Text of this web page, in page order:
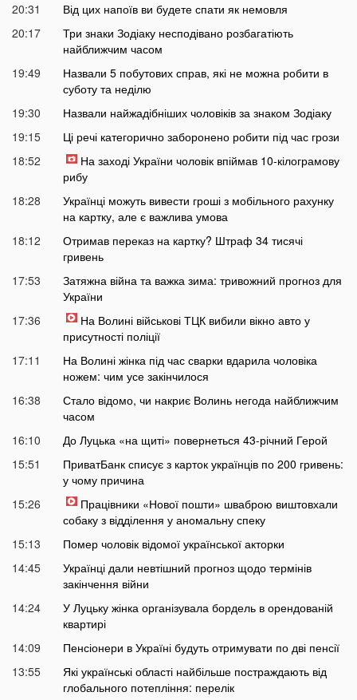
20:31
Від цих напоїв ви будете спати як немовля
20:17
Три знаки Зодіаку несподівано розбагатіють
найближчим часом
19:49
Назвали 5 побутових справ, які не можна робити в
суботу та неділю
19:30
Назвали найжадібніших чоловіків за знаком Зодіаку
19:15
Ці речі категорично заборонено робити під час грози
18:52
На заході України чоловік впіймав 10-кілограмову
рибу
18:28
Українці можуть вивести гроші з мобільного рахунку
на картку, але є важлива умова
18:12
Отримав переказ на картку? Штраф 34 тисячі
гривень
17:53
Затяжна війна та важка зима: тривожний прогноз для
України
17:36
На Волині військові ТЦК вибили вікно авто у
присутності поліції
17:11
На Волині жінка під час сварки вдарила чоловіка
ножем: чим усе закінчилося
16:38
Стало відомо, чи накриє Волинь негода найближчим
часом
16:10
До Луцька «на щиті» повернеться 43-річний Герой
15:51
ПриватБанк списує з карток українців по 200 гривень:
у чому причина
15:26
Працівники «Нової пошти» шваброю виштовхали
собаку з відділення у аномальну спеку
15:13
Помер чоловік відомої української акторки
14:45
Українці дали невтішний прогноз щодо термінів
закінчення війни
14:24
У Луцьку жінка організувала бордель в орендованій
квартирі
14:09
Пенсіонери в Україні будуть отримувати по дві пенсії
13:55
Які українські області найбільше постраждають від
глобального потепління: перелік